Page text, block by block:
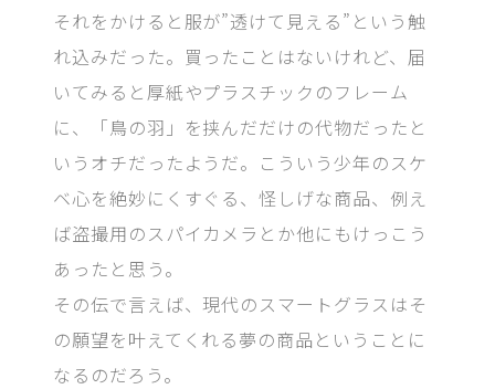
それをかけると服が”透けて見える”という触
れ込みだった。買ったことはないけれど、届
いてみると厚紙やプラスチックのフレーム
に、「鳥の羽」を挟んだだけの代物だったと
いうオチだったようだ。こういう少年のスケ
ベ心を絶妙にくすぐる、怪しげな商品、例え
ば盗撮用のスパイカメラとか他にもけっこう
あったと思う。
その伝で言えば、現代のスマートグラスはそ
の願望を叶えてくれる夢の商品ということに
なるのだろう。